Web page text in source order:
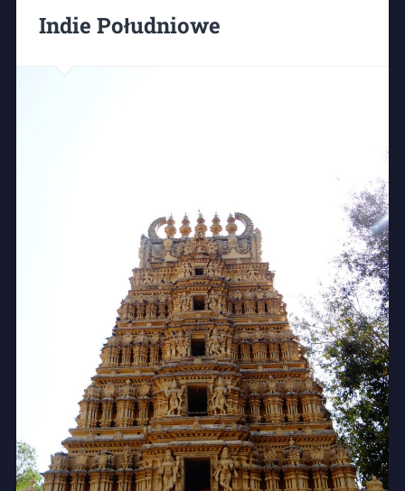
Indie Południowe